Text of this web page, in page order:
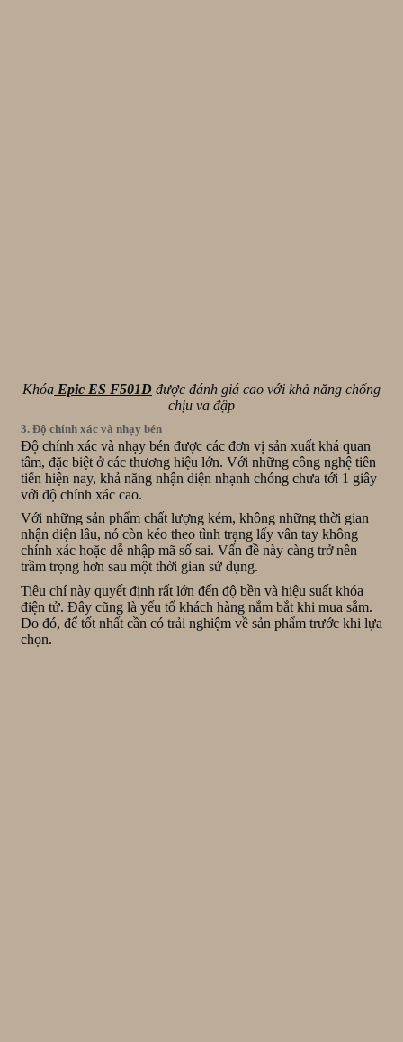
Khóa Epic ES F501D được đánh giá cao với khả năng chống
chịu va đập
3. Độ chính xác và nhạy bén
Độ chính xác và nhạy bén được các đơn vị sản xuất khá quan
tâm, đặc biệt ở các thương hiệu lớn. Với những công nghệ tiên
tiến hiện nay, khả năng nhận diện nhạnh chóng chưa tới 1 giây
với độ chính xác cao.
Với những sản phẩm chất lượng kém, không những thời gian
nhận diện lâu, nó còn kéo theo tình trạng lấy vân tay không
chính xác hoặc dễ nhập mã số sai. Vấn đề này càng trở nên
trầm trọng hơn sau một thời gian sử dụng.
Tiêu chí này quyết định rất lớn đến độ bền và hiệu suất khóa
điện tử. Đây cũng là yếu tố khách hàng nắm bắt khi mua sắm.
Do đó, để tốt nhất cần có trải nghiệm về sản phẩm trước khi lựa
chọn.